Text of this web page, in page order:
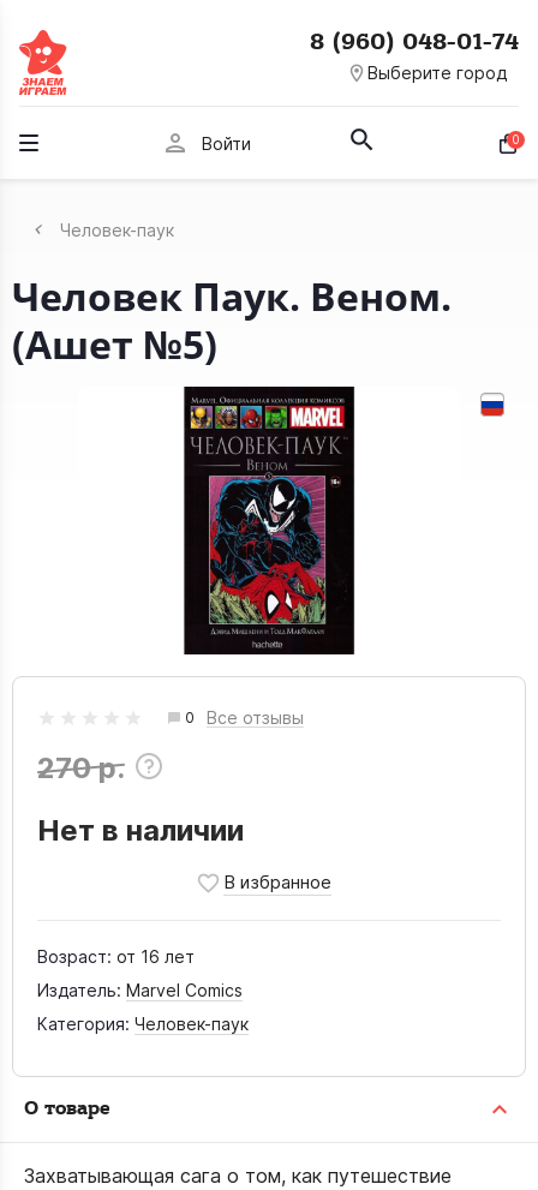
room Выберите город
8 (960) 048-01-74
person Войти 0
Человек-паук
Человек Паук. Веном.
(Ашет №5)
0 Все отзывы
270 р.
Нет в наличии
Возраст: от 16 лет
Издатель: Marvel Comics
Категория: Человек-паук
О товаре
Захватывающая сага о том, как путешествие